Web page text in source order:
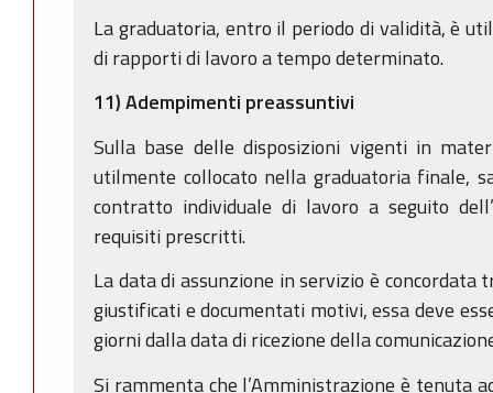
La graduatoria, entro il periodo di validità, è
di rapporti di lavoro a tempo determinato.
11) Adempimenti preassuntivi
Sulla base delle disposizioni vigenti in
utilmente collocato nella graduatoria finale,
contratto individuale di lavoro a seguito
requisiti prescritti.
La data di assunzione in servizio è concordata
giustificati e documentati motivi, essa deve
giorni dalla data di ricezione della
Si rammenta che l’Amministrazione è tenuta